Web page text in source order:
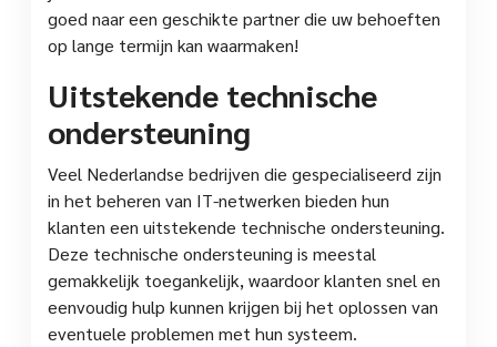
goed naar een geschikte partner die uw behoeften
op lange termijn kan waarmaken!
Uitstekende technische
ondersteuning
Veel Nederlandse bedrijven die gespecialiseerd zijn
in het beheren van IT-netwerken bieden hun
klanten een uitstekende technische ondersteuning.
Deze technische ondersteuning is meestal
gemakkelijk toegankelijk, waardoor klanten snel en
eenvoudig hulp kunnen krijgen bij het oplossen van
eventuele problemen met hun systeem.